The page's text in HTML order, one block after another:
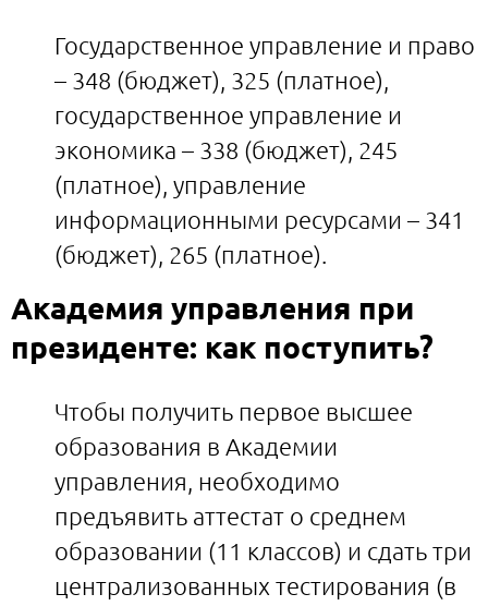
Государственное управление и право
– 348 (бюджет), 325 (платное),
государственное управление и
экономика – 338 (бюджет), 245
(платное), управление
информационными ресурсами – 341
(бюджет), 265 (платное).
Академия управления при
президенте: как поступить?
Чтобы получить первое высшее
образования в Академии
управления, необходимо
предъявить аттестат о среднем
образовании (11 классов) и сдать три
централизованных тестирования (в